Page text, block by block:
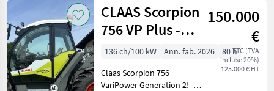
chantier
/ Dieci
CLAAS Scorpion
756 VP Plus -
Gen2
150.000
€
TTC (TVA
incluse 20%)
125.000 € HT
136 ch/100 kW Ann. fab. 2026
80 h
Claas Scorpion 756
VariPower Generation 2! -